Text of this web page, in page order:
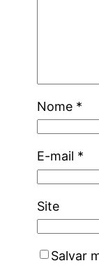
Nome *
E-mail *
Site
Salvar